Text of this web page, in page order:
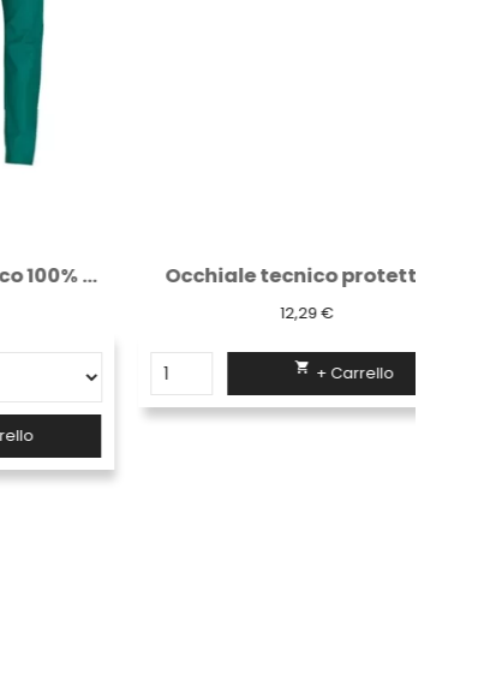
Pantalone con elastico 100% cotone verde Occhiale tecnico protettivo
+ Carrello